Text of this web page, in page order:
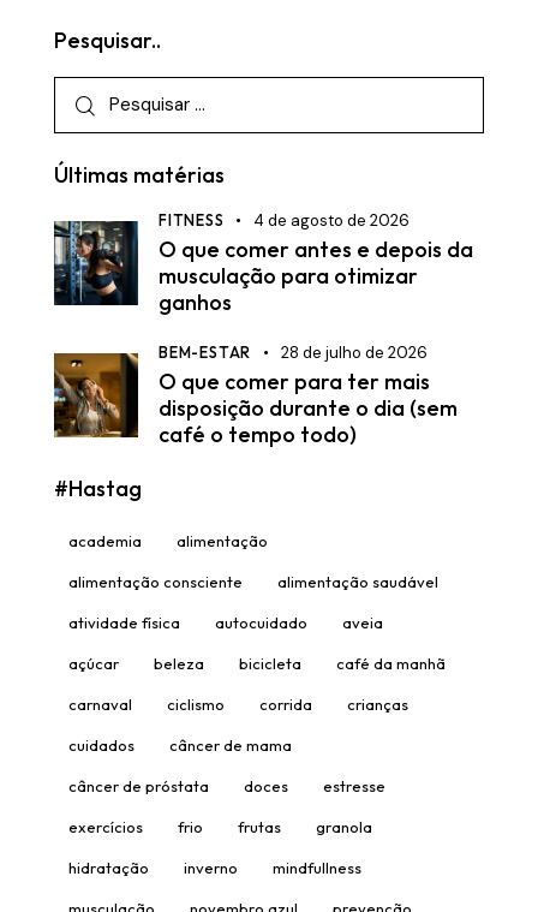
Pesquisar..
Pesquisar
por:
Últimas matérias
FITNESS 4 de agosto de 2026
O que comer antes e depois da
musculação para otimizar
ganhos
BEM-ESTAR 28 de julho de 2026
O que comer para ter mais
disposição durante o dia (sem
café o tempo todo)
#Hastag
academia alimentação
alimentação consciente alimentação saudável
atividade física autocuidado aveia
açúcar beleza bicicleta café da manhã
carnaval ciclismo corrida crianças
cuidados câncer de mama
câncer de próstata doces estresse
exercícios frio frutas granola
hidratação inverno mindfullness